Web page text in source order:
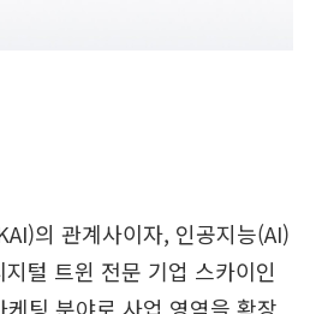
의 관계사이자, 인공지능(AI)
털 트윈 전문 기업 스카이인